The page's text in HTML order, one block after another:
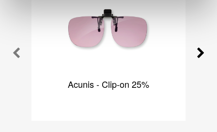
Acunis - Clip-on 25%